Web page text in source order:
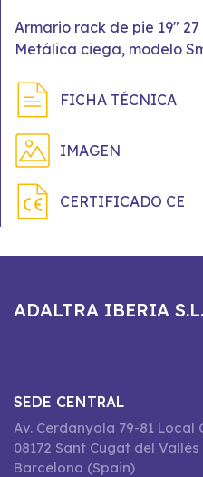
Armario rack de pie 19"
Metálica ciega, modelo
FICHA TÉCNICA
IMAGEN
CERTIFICADO CE
ADALTRA IBERIA
SEDE CENTRAL
Av. Cerdanyola 79-81 Local
08172 Sant Cugat del Vallès
Barcelona (Spain)